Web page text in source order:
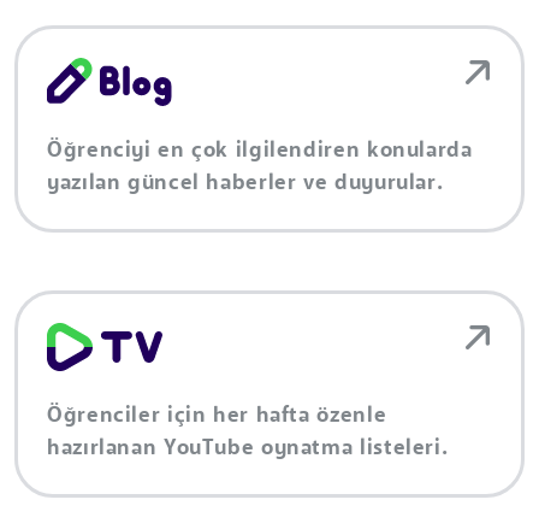
Öğrenciyi en çok ilgilendiren konularda
yazılan güncel haberler ve duyurular.
Öğrenciler için her hafta özenle
hazırlanan YouTube oynatma listeleri.